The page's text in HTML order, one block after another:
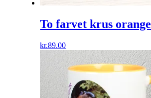
To farvet krus orange
kr.89.00